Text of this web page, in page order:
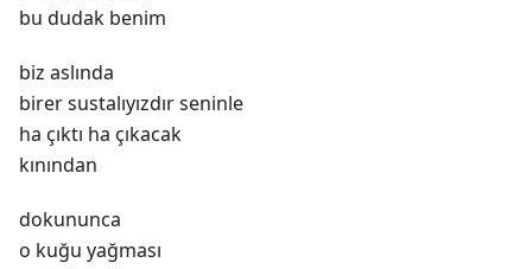
bu dudak benim
biz aslında
birer sustalıyızdır seninle
ha çıktı ha çıkacak
kınından
dokununca
o kuğu yağması